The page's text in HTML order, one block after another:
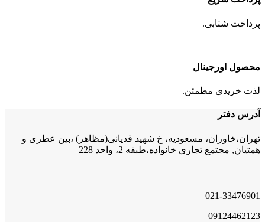
پرداخت شتابی.
محصول اورجینال
لذت خریدی مطمئن.
آدرس دفتر
تهران،خاوران، مسعودیه، خ شهید قدیانی(مظاهر) ،بین عطری و
همتیان, مجتمع تجاری خانواده،طبقه 2، واحد 228
021-33476901
09124462123